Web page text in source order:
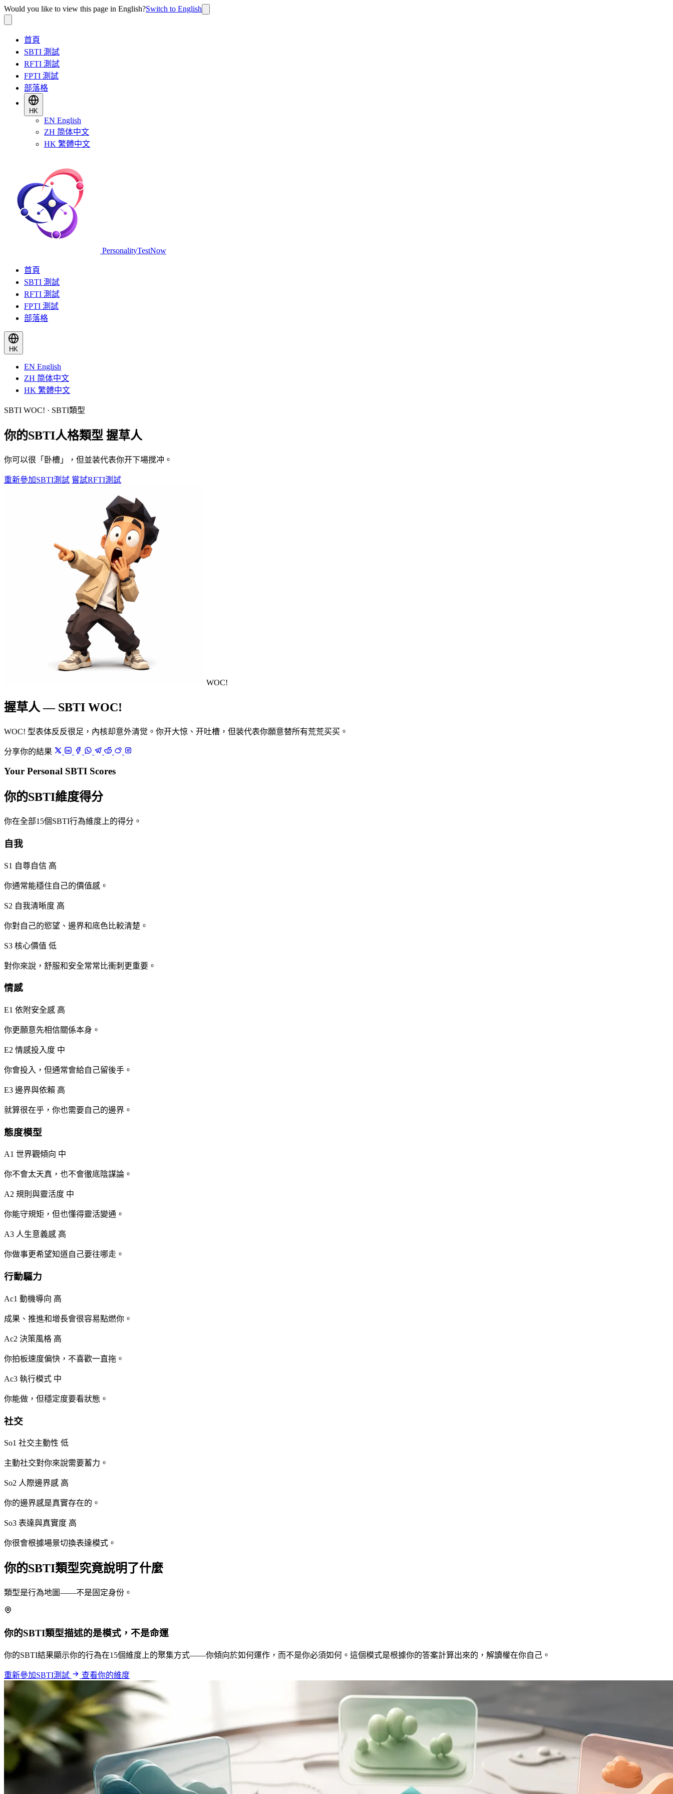
Would you like to view this page in English?Switch to English
首頁
SBTI 測試
RFTI 測試
FPTI 測試
部落格
HK
EN English
ZH 简体中文
HK 繁體中文
PersonalityTestNow
首頁
SBTI 測試
RFTI 測試
FPTI 測試
部落格
HK
EN English
ZH 简体中文
HK 繁體中文
SBTI WOC! · SBTI類型
你的SBTI人格類型 握草人
你可以很「卧槽」，但並装代表你开下場搅冲。
重新參加SBTI測試 嘗試RFTI測試
WOC!
握草人 — SBTI WOC!
WOC! 型表体反反很足，內核却意外清觉。你开大惊、开吐槽，但装代表你願意替所有荒荒买买。
分享你的結果
Your Personal SBTI Scores
你的SBTI維度得分
你在全部15個SBTI行為維度上的得分。
自我
S1 自尊自信 高
你通常能穩住自己的價值感。
S2 自我清晰度 高
你對自己的慾望、邊界和底色比較清楚。
S3 核心價值 低
對你來說，舒服和安全常常比衝刺更重要。
情感
E1 依附安全感 高
你更願意先相信關係本身。
E2 情感投入度 中
你會投入，但通常會給自己留後手。
E3 邊界與依賴 高
就算很在乎，你也需要自己的邊界。
態度模型
A1 世界觀傾向 中
你不會太天真，也不會徹底陰謀論。
A2 規則與靈活度 中
你能守規矩，但也懂得靈活變通。
A3 人生意義感 高
你做事更希望知道自己要往哪走。
行動驅力
Ac1 動機導向 高
成果、推進和增長會很容易點燃你。
Ac2 決策風格 高
你拍板速度偏快，不喜歡一直拖。
Ac3 執行模式 中
你能做，但穩定度要看狀態。
社交
So1 社交主動性 低
主動社交對你來說需要蓄力。
So2 人際邊界感 高
你的邊界感是真實存在的。
So3 表達與真實度 高
你很會根據場景切換表達模式。
你的SBTI類型究竟說明了什麼
類型是行為地圖——不是固定身份。
你的SBTI類型描述的是模式，不是命運
你的SBTI結果顯示你的行為在15個維度上的聚集方式——你傾向於如何運作，而不是你必須如何。這個模式是根據你的答案計算出來的，解讀權在你自己。
重新參加SBTI測試 查看你的維度